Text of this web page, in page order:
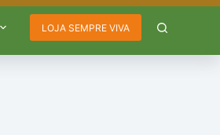
LOJA SEMPRE VIVA